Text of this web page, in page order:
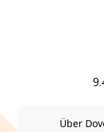
Über